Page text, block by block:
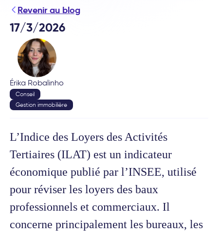
Revenir au blog
17/3/2026
Érika Robalinho
Conseil
Gestion immobilière
L’Indice des Loyers des Activités
Tertiaires (ILAT) est un indicateur
économique publié par l’INSEE, utilisé
pour réviser les loyers des baux
professionnels et commerciaux. Il
concerne principalement les bureaux, les